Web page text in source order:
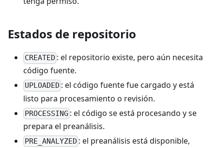
Estados de repositorio
CREATED : el repositorio existe, pero aún necesita
código fuente.
UPLOADED : el código fuente fue cargado y está
listo para procesamiento o revisión.
PROCESSING : el código se está procesando y se
prepara el preanálisis.
PRE_ANALYZED : el preanálisis está disponible,